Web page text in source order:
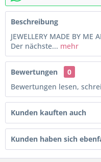
Beschreibung
JEWELLERY MADE BY ME
Der nächste... mehr
Bewertungen
0
Bewertungen lesen,
Kunden kauften auch
Kunden haben sich